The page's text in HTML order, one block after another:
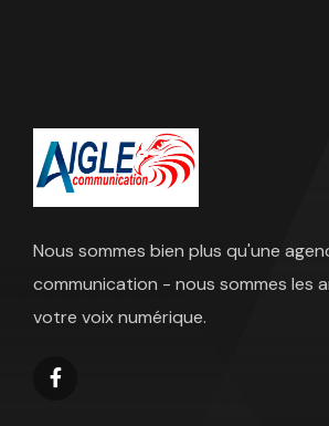
Nous sommes bien plus qu'une
communication - nous sommes les
votre voix numérique.